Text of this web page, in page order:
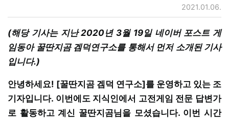
2021.01.06.
(해당 기사는 지난 2020년 3월 19일 네이버 포스트 게
임동아 꿀딴지곰 겜덕연구소를 통해서 먼저 소개된 기사
입니다.)
안녕하세요! [꿀딴지곰 겜덕 연구소]를 운영하고 있는 조
기자입니다. 이번에도 지식인에서 고전게임 전문 답변가
로 활동하고 계신 꿀딴지곰님을 모셨습니다. 이번 시간